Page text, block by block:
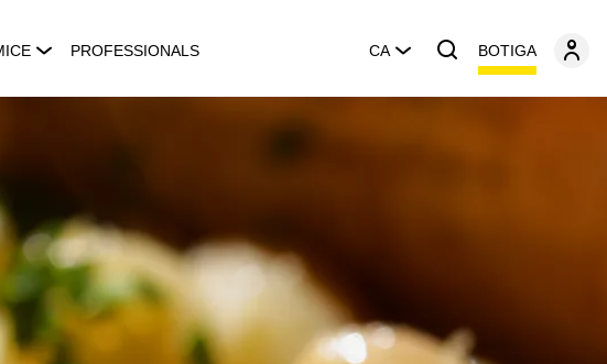
PROFESSIONALS CA BOTIGA